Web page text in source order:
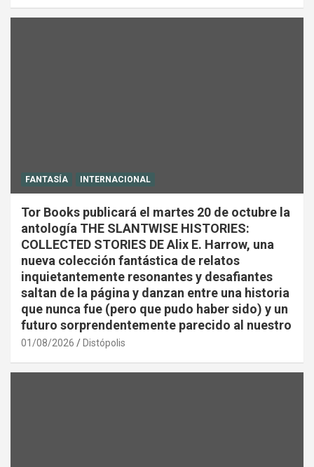
FANTASÍA INTERNACIONAL
Tor Books publicará el martes 20 de octubre la
antología THE SLANTWISE HISTORIES:
COLLECTED STORIES DE Alix E. Harrow, una
nueva colección fantástica de relatos
inquietantemente resonantes y desafiantes
saltan de la página y danzan entre una historia
que nunca fue (pero que pudo haber sido) y un
futuro sorprendentemente parecido al nuestro
01/08/2026 Distópolis